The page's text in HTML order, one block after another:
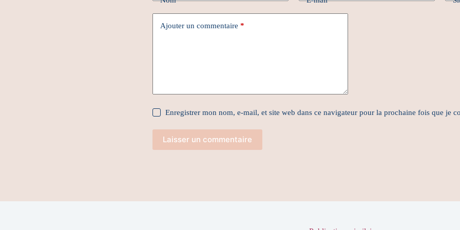
Ajouter un commentaire *
Enregistrer mon nom, e-mail, et site web dans ce navigateur pour la prochaine fois que je
Laisser un commentaire